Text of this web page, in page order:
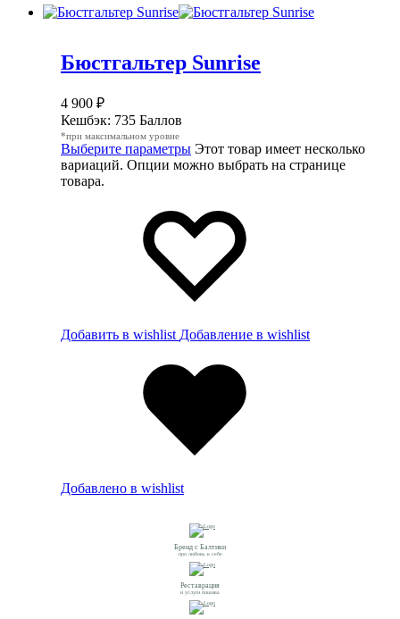
Бюстгальтер Sunrise
4 900 ₽
Кешбэк: 735 Баллов
*при максимальном уровне
Выберите параметры Этот товар имеет несколько
вариаций. Опции можно выбрать на странице
товара.
Добавить в wishlist Добавление в wishlist
Добавлено в wishlist
Бренд с Балтики
про любовь к себе
Реставрация
и услуги пошива